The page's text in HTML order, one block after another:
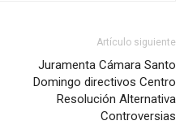
Artículo siguiente
Juramenta Cámara Santo
Domingo directivos Centro
Resolución Alternativa
Controversias